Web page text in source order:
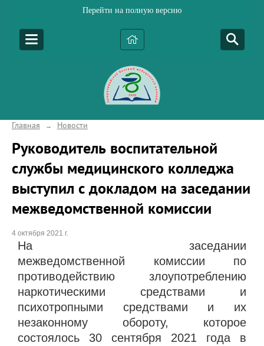
Перейти на полную версию
Главная → Новости
Руководитель воспитательной
службы медицинского колледжа
выступил с докладом на заседании
межведомственной комиссии
4 октября 2021 г.
На заседании
межведомственной комиссии по
противодействию злоупотреблению
наркотическими средствами и
психотропными средствами и их
незаконному обороту, которое
состоялось 30 сентября 2021 года в